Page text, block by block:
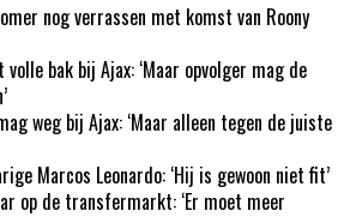
nog verrassen met komst van Roony
bak bij Ajax: ‘Maar opvolger mag de
weg bij Ajax: ‘Maar alleen tegen de juiste
Marcos Leonardo: ‘Hij is gewoon niet fit’
op de transfermarkt: ‘Er moet meer